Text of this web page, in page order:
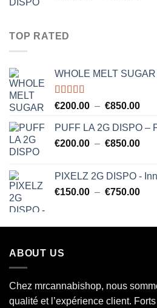
TOP RATED
WHOLE MELT
Note5.00
€200.00 – €850.00
prix
PUFF LA 2G DISPO –
€200.00 – €850.00
à
PIXELZ 2G DISPO -
€150.00 – €750.00
ABOUT US
Chez mrcannabishop, nous
qualité et l’expérience client.